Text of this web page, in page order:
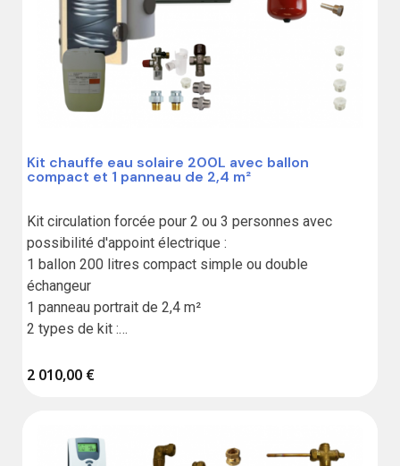
Kit chauffe eau solaire 200L avec ballon
compact et 1 panneau de 2,4 m²
Kit circulation forcée pour 2 ou 3 personnes avec
possibilité d'appoint électrique :
1 ballon 200 litres compact simple ou double
échangeur
1 panneau portrait de 2,4 m²
2 types de kit :
2 010,00 €